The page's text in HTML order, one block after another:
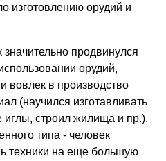
изготовлению орудий и
продвинулся
орудий,
вовлек в производство
(научился изготавливать
строил жилища и пр.).
типа - человек
техники на еще большую